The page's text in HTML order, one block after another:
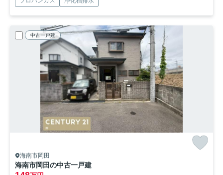
中古一戸建
海南市岡田
海南市岡田の中古一戸建